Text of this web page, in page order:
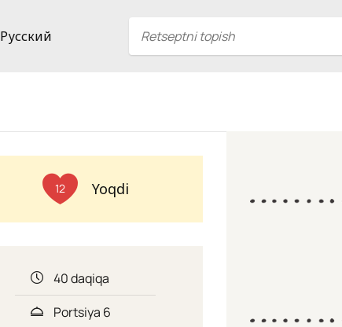
Русский
12 Yoqdi
40 daqiqa
Portsiya 6